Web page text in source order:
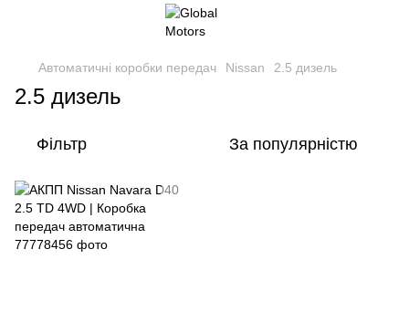
Автоматичні коробки передач Nissan 2.5 дизель
2.5 дизель
Фільтр За популярністю